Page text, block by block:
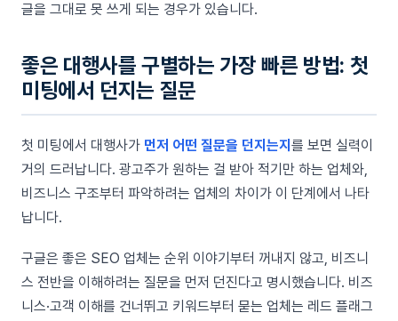
글을 그대로 못 쓰게 되는 경우가 있습니다.
좋은 대행사를 구별하는 가장 빠른 방법: 첫
미팅에서 던지는 질문
첫 미팅에서 대행사가 먼저 어떤 질문을 던지는지 를 보면 실력이
거의 드러납니다. 광고주가 원하는 걸 받아 적기만 하는 업체와,
비즈니스 구조부터 파악하려는 업체의 차이가 이 단계에서 나타
납니다.
구글은 좋은 SEO 업체는 순위 이야기부터 꺼내지 않고, 비즈니
스 전반을 이해하려는 질문을 먼저 던진다고 명시했습니다. 비즈
니스·고객 이해를 건너뛰고 키워드부터 묻는 업체는 레드 플래그